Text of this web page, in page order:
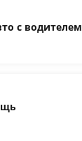
с водителем